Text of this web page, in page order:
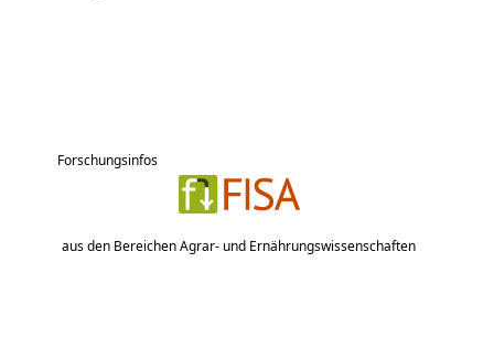
Forschungsinfos
aus den Bereichen Agrar- und Ernährungswissenschaften